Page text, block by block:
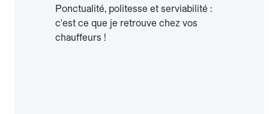
Ponctualité, politesse et serviabilité :
c'est ce que je retrouve chez vos
chauffeurs !